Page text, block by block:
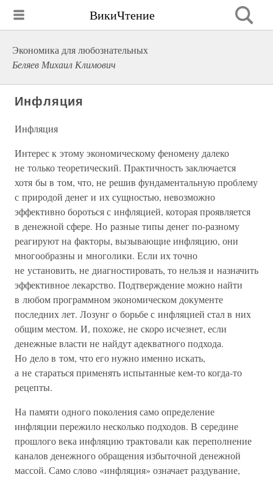
ВикиЧтение
Экономика для любознательных
Беляев Михаил Климович
Инфляция
Инфляция
Интерес к этому экономическому феномену далеко
не только теоретический. Практичность заключается
хотя бы в том, что, не решив фундаментальную проблему
с природой денег и их сущностью, невозможно
эффективно бороться с инфляцией, которая проявляется
в денежной сфере. Но разные типы денег по-разному
реагируют на факторы, вызывающие инфляцию, они
многообразны и многолики. Если их точно
не установить, не диагностировать, то нельзя и назначить
эффективное лекарство. Подтверждение можно найти
в любом программном экономическом документе
последних лет. Лозунг о борьбе с инфляцией стал в них
общим местом. И, похоже, не скоро исчезнет, если
денежные власти не найдут адекватного подхода.
Но дело в том, что его нужно именно искать,
а не стараться применять испытанные кем-то когда-то
рецепты.
На памяти одного поколения само определение
инфляции пережило несколько подходов. В середине
прошлого века инфляцию трактовали как переполнение
каналов денежного обращения избыточной денежной
массой. Само слово «инфляция» означает раздувание,